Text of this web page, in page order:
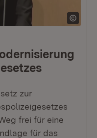
zur
frei für eine
für das